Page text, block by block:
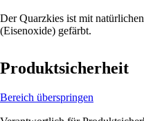
Der Quarzkies ist mit
(Eisenoxide) gefärbt.
Produktsicherheit
Bereich überspringen